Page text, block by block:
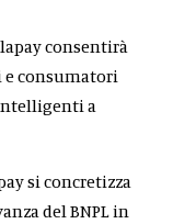
consentirà
e consumatori
a
si concretizza
del BNPL in